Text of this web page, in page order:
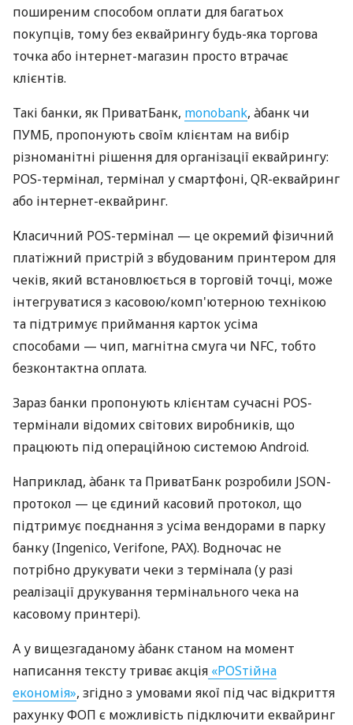
поширеним способом оплати для багатьох
покупців, тому без еквайрингу будь-яка торгова
точка або інтернет-магазин просто втрачає
клієнтів.
Такі банки, як ПриватБанк, monobank, àбанк чи
ПУМБ, пропонують своїм клієнтам на вибір
різноманітні рішення для організації еквайрингу:
POS-термінал, термінал у смартфоні, QR-еквайринг
або інтернет-еквайринг.
Класичний POS-термінал — це окремий фізичний
платіжний пристрій з вбудованим принтером для
чеків, який встановлюється в торговій точці, може
інтегруватися з касовою/комп'ютерною технікою
та підтримує приймання карток усіма
способами — чип, магнітна смуга чи NFC, тобто
безконтактна оплата.
Зараз банки пропонують клієнтам сучасні POS-
термінали відомих світових виробників, що
працюють під операційною системою Android.
Наприклад, àбанк та ПриватБанк розробили JSON-
протокол — це єдиний касовий протокол, що
підтримує поєднання з усіма вендорами в парку
банку (Ingenico, Verifone, PAX). Водночас не
потрібно друкувати чеки з термінала (у разі
реалізації друкування термінального чека на
касовому принтері).
А у вищезгаданому àбанк станом на момент
написання тексту триває акція «POSтійна
економія», згідно з умовами якої під час відкриття
рахунку ФОП є можливість підключити еквайринг